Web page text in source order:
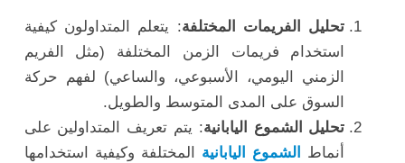
تحليل الفريمات المختلفة: يتعلم المتداولون كيفية
استخدام فريمات الزمن المختلفة (مثل الفريم
الزمني اليومي، الأسبوعي، والساعي) لفهم حركة
السوق على المدى المتوسط والطويل.
تحليل الشموع اليابانية: يتم تعريف المتداولين على
أنماط
الشموع اليابانية المختلفة وكيفية استخدامها